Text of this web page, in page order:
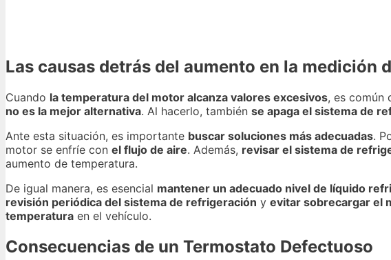
Las causas detrás del aumento en la medición
Cuando la temperatura del motor alcanza valores excesivos, es común
no es la mejor alternativa. Al hacerlo, también se apaga el sistema de
Ante esta situación, es importante buscar soluciones más adecuadas.
motor se enfríe con el flujo de aire. Además, revisar el sistema de
aumento de temperatura.
De igual manera, es esencial mantener un adecuado nivel de líquido
revisión periódica del sistema de refrigeración y evitar sobrecargar el
temperatura en el vehículo.
Consecuencias de un Termostato Defectuoso